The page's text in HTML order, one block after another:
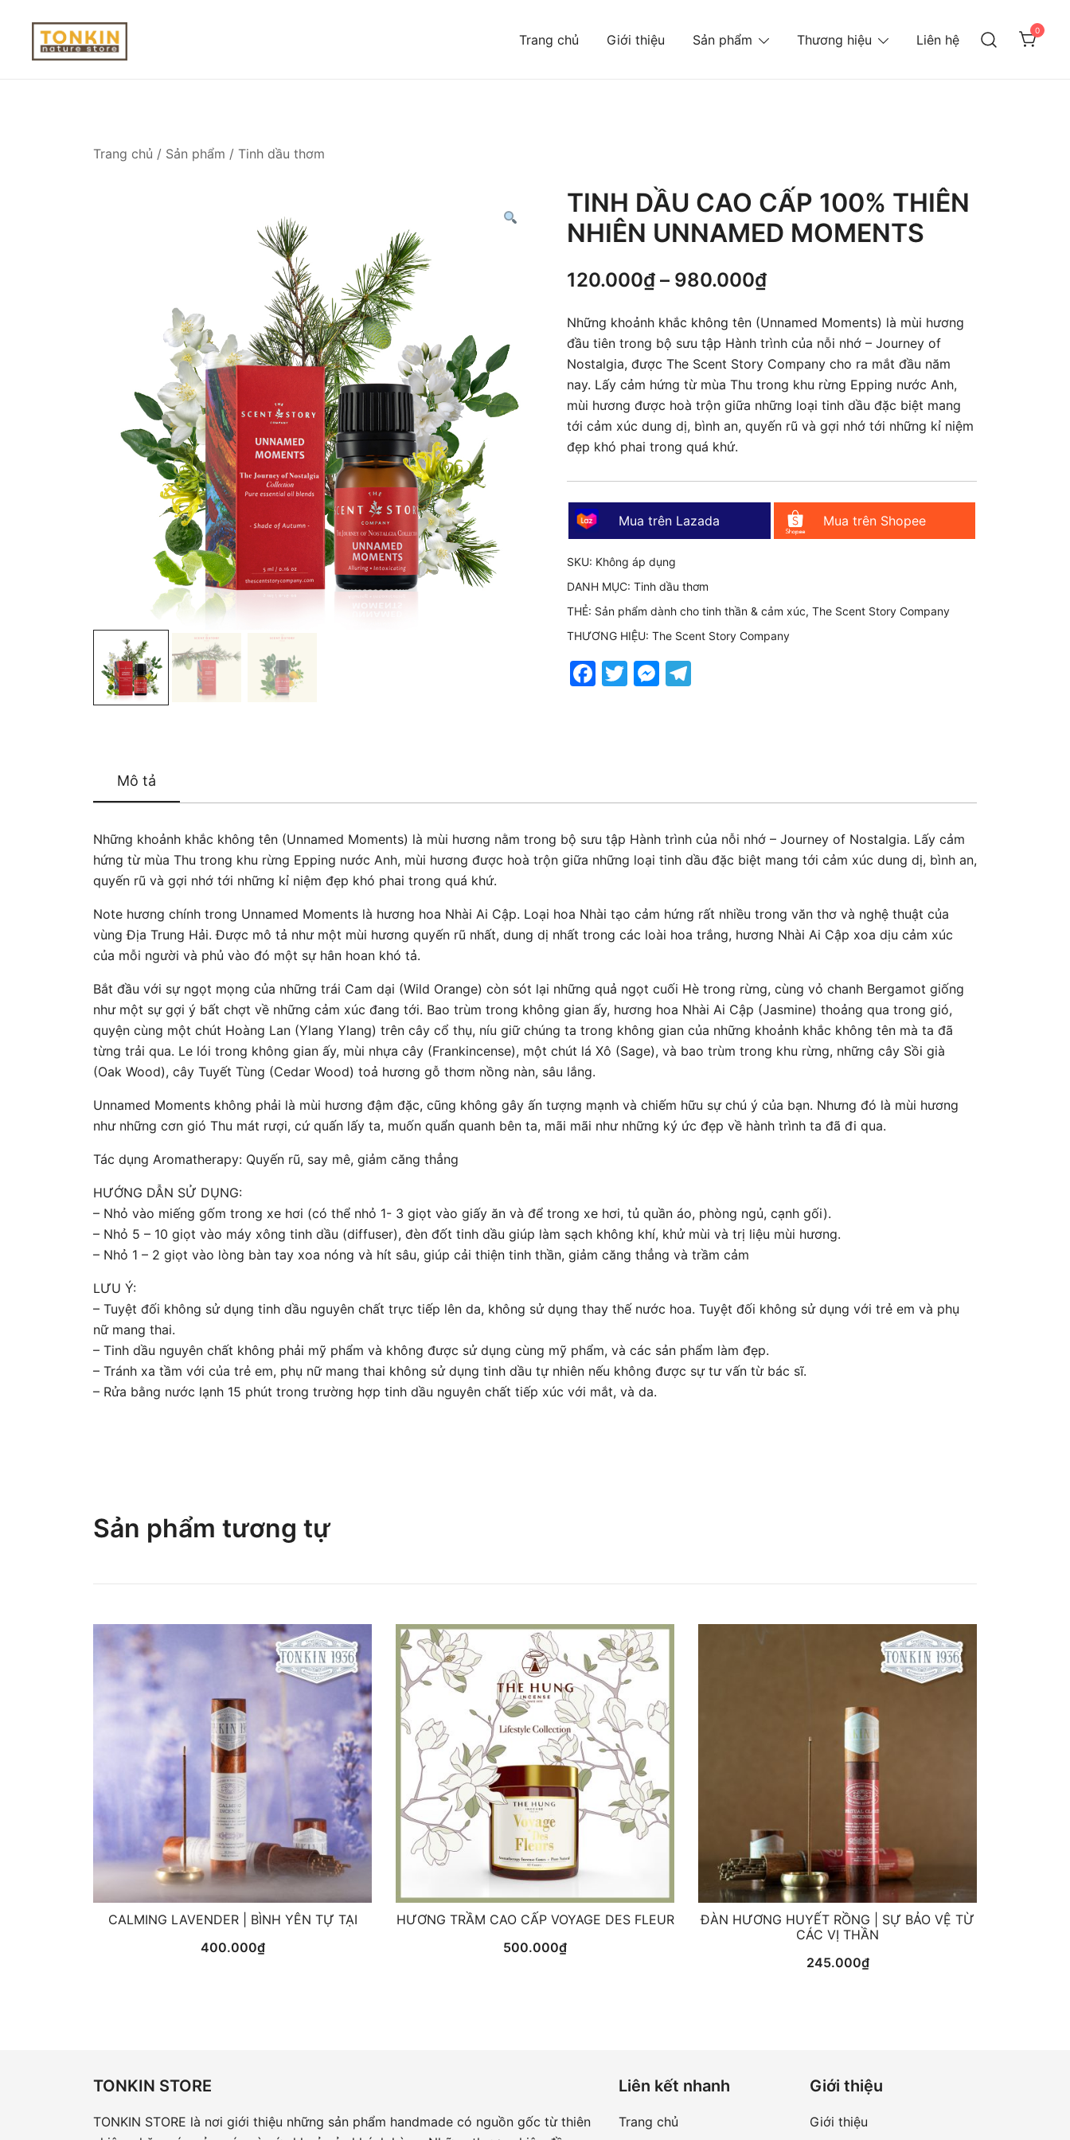
content
Trang chủ Giới thiệu Sản phẩm Thương hiệu Liên hệ
0
Trang chủ / Sản phẩm / Tinh dầu thơm
TINH DẦU CAO CẤP 100% THIÊN
NHIÊN UNNAMED MOMENTS
120.000₫ – 980.000₫Khoảng
từ
120.000₫
đến
980.000₫
Những khoảnh khắc không tên (Unnamed Moments) là mùi hương
đầu tiên trong bộ sưu tập Hành trình của nỗi nhớ – Journey of
Nostalgia, được The Scent Story Company cho ra mắt đầu năm
nay. Lấy cảm hứng từ mùa Thu trong khu rừng Epping nước Anh,
mùi hương được hoà trộn giữa những loại tinh dầu đặc biệt mang
tới cảm xúc dung dị, bình an, quyến rũ và gợi nhớ tới những kỉ niệm
đẹp khó phai trong quá khứ.
Mua trên Lazada Mua trên Shopee
SKU: Không áp dụng
DANH MỤC: Tinh dầu thơm
THẺ: Sản phẩm dành cho tinh thần & cảm xúc, The Scent Story Company
THƯƠNG HIỆU: The Scent Story Company
Facebook
TwitterMessenger
Mô tả
Những khoảnh khắc không tên (Unnamed Moments) là mùi hương nằm trong bộ sưu tập Hành trình của nỗi nhớ – Journey of Nostalgia. Lấy cảm
hứng từ mùa Thu trong khu rừng Epping nước Anh, mùi hương được hoà trộn giữa những loại tinh dầu đặc biệt mang tới cảm xúc dung dị, bình an,
quyến rũ và gợi nhớ tới những kỉ niệm đẹp khó phai trong quá khứ.
Note hương chính trong Unnamed Moments là hương hoa Nhài Ai Cập. Loại hoa Nhài tạo cảm hứng rất nhiều trong văn thơ và nghệ thuật của
vùng Địa Trung Hải. Được mô tả như một mùi hương quyến rũ nhất, dung dị nhất trong các loài hoa trắng, hương Nhài Ai Cập xoa dịu cảm xúc
của mỗi người và phủ vào đó một sự hân hoan khó tả.
Bắt đầu với sự ngọt mọng của những trái Cam dại (Wild Orange) còn sót lại những quả ngọt cuối Hè trong rừng, cùng vỏ chanh Bergamot giống
như một sự gợi ý bất chợt về những cảm xúc đang tới. Bao trùm trong không gian ấy, hương hoa Nhài Ai Cập (Jasmine) thoảng qua trong gió,
quyện cùng một chút Hoàng Lan (Ylang Ylang) trên cây cổ thụ, níu giữ chúng ta trong không gian của những khoảnh khắc không tên mà ta đã
từng trải qua. Le lói trong không gian ấy, mùi nhựa cây (Frankincense), một chút lá Xô (Sage), và bao trùm trong khu rừng, những cây Sồi già
(Oak Wood), cây Tuyết Tùng (Cedar Wood) toả hương gỗ thơm nồng nàn, sâu lắng.
Unnamed Moments không phải là mùi hương đậm đặc, cũng không gây ấn tượng mạnh và chiếm hữu sự chú ý của bạn. Nhưng đó là mùi hương
như những cơn gió Thu mát rượi, cứ quấn lấy ta, muốn quẩn quanh bên ta, mãi mãi như những ký ức đẹp về hành trình ta đã đi qua.
Tác dụng Aromatherapy: Quyến rũ, say mê, giảm căng thẳng
HƯỚNG DẪN SỬ DỤNG:
– Nhỏ vào miếng gốm trong xe hơi (có thể nhỏ 1- 3 giọt vào giấy ăn và để trong xe hơi, tủ quần áo, phòng ngủ, cạnh gối).
– Nhỏ 5 – 10 giọt vào máy xông tinh dầu (diffuser), đèn đốt tinh dầu giúp làm sạch không khí, khử mùi và trị liệu mùi hương.
– Nhỏ 1 – 2 giọt vào lòng bàn tay xoa nóng và hít sâu, giúp cải thiện tinh thần, giảm căng thẳng và trầm cảm
LƯU Ý:
– Tuyệt đối không sử dụng tinh dầu nguyên chất trực tiếp lên da, không sử dụng thay thế nước hoa. Tuyệt đối không sử dụng với trẻ em và phụ
nữ mang thai.
– Tinh dầu nguyên chất không phải mỹ phẩm và không được sử dụng cùng mỹ phẩm, và các sản phẩm làm đẹp.
– Tránh xa tầm với của trẻ em, phụ nữ mang thai không sử dụng tinh dầu tự nhiên nếu không được sự tư vấn từ bác sĩ.
– Rửa bằng nước lạnh 15 phút trong trường hợp tinh dầu nguyên chất tiếp xúc với mắt, và da.
Sản phẩm tương tự
CALMING LAVENDER | BÌNH YÊN TỰ TẠI
400.000₫
HƯƠNG TRẦM CAO CẤP VOYAGE DES FLEUR
500.000₫
ĐÀN HƯƠNG HUYẾT RỒNG | SỰ BẢO VỆ TỪ
CÁC VỊ THẦN
245.000₫
TONKIN STORE
TONKIN STORE là nơi giới thiệu những sản phẩm handmade có nguồn gốc từ thiên
Liên kết nhanh
Trang chủ
Giới thiệu
Giới thiệu